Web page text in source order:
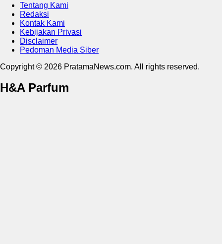
Tentang Kami
Redaksi
Kontak Kami
Kebijakan Privasi
Disclaimer
Pedoman Media Siber
Copyright © 2026 PratamaNews.com. All rights reserved.
H&A Parfum